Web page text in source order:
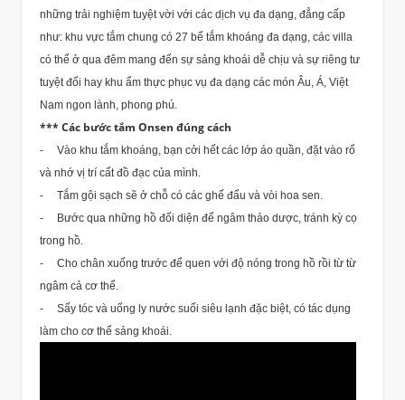
những trải nghiệm tuyệt vời với các dịch vụ đa dạng, đẳng cấp
như: khu vực tắm chung có 27 bể tắm khoáng đa dạng, các villa
có thể ở qua đêm mang đến sự sảng khoái dễ chịu và sự riêng tư
tuyệt đối hay khu ẩm thực phục vụ đa dạng các món Âu, Á, Việt
Nam ngon lành, phong phú.
*** Các bước tắm Onsen đúng cách
- Vào khu tắm khoáng, bạn cởi hết các lớp áo quần, đặt vào rổ
và nhớ vị trí cất đồ đạc của mình.
- Tắm gội sạch sẽ ở chỗ có các ghế đẩu và vòi hoa sen.
- Bước qua những hồ đối diện để ngâm thảo dược, tránh kỳ cọ
trong hồ.
- Cho chân xuống trước để quen với độ nóng trong hồ rồi từ từ
ngâm cả cơ thể.
- Sấy tóc và uống ly nước suối siêu lạnh đặc biệt, có tác dụng
làm cho cơ thể sảng khoái.